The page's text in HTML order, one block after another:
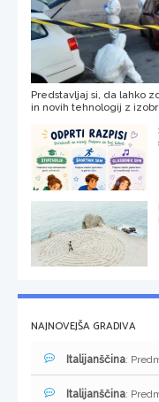
Predstavljaj si, da lahko
in novih tehnologij z
NAJNOVEJŠA GRADIVA
Italijanščina:
Italijanščina: